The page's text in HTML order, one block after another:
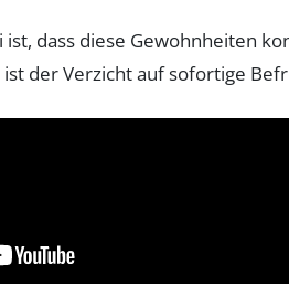
dass diese Gewohnheiten
ist der Verzicht auf sofortige